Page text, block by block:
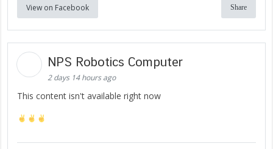
View on Facebook Share
NPS Robotics Computer
2 days 14 hours ago
This content isn't available right now